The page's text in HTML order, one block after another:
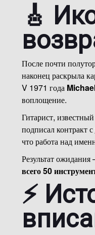
🎸
После почти
наконец раскрыла
V 1971 года
воплощение.
Гитарист,
подписал контракт с
что работа над
Результат
всего 50
⚡